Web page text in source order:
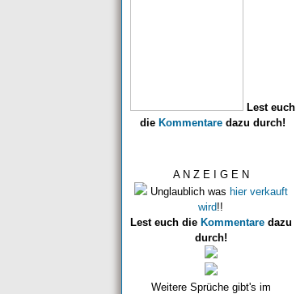
Lest euch
die Kommentare dazu durch!
A N Z E I G E N
Unglaublich was hier verkauft
wird!!
Lest euch die Kommentaredazu
durch!
Weitere Sprüche gibt's im